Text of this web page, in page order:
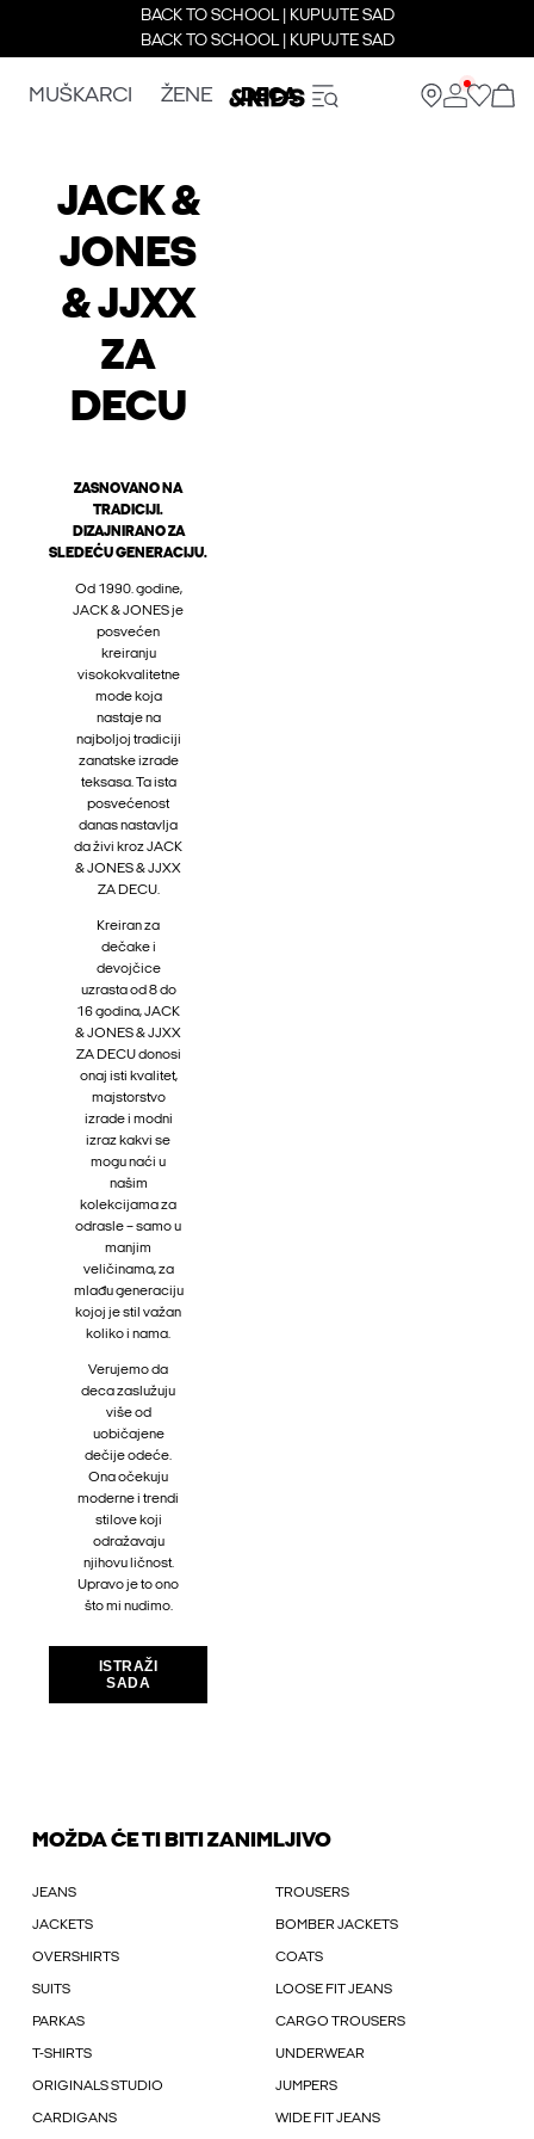
BACK TO SCHOOL | KUPUJTE SAD
BACK TO SCHOOL | KUPUJTE SAD
MUŠKARCI ŽENE DECA
JACK &
JONES
& JJXX
ZA
DECU
ZASNOVANO NA
TRADICIJI.
DIZAJNIRANO ZA
SLEDEĆU GENERACIJU.
Od 1990. godine,
JACK & JONES je
posvećen
kreiranju
visokokvalitetne
mode koja
nastaje na
najboljoj tradiciji
zanatske izrade
teksasa. Ta ista
posvećenost
danas nastavlja
da živi kroz JACK
& JONES & JJXX
ZA DECU.
Kreiran za
dečake i
devojčice
uzrasta od 8 do
16 godina, JACK
& JONES & JJXX
ZA DECU donosi
onaj isti kvalitet,
majstorstvo
izrade i modni
izraz kakvi se
mogu naći u
našim
kolekcijama za
odrasle – samo u
manjim
veličinama, za
mlađu generaciju
kojoj je stil važan
koliko i nama.
Verujemo da
deca zaslužuju
više od
uobičajene
dečije odeće.
Ona očekuju
moderne i trendi
stilove koji
odražavaju
njihovu ličnost.
Upravo je to ono
što mi nudimo.
ISTRAŽI
SADA
MOŽDA ĆE TI BITI ZANIMLJIVO
JEANS TROUSERS
JACKETS BOMBER JACKETS
OVERSHIRTS COATS
SUITS LOOSE FIT JEANS
PARKAS CARGO TROUSERS
T-SHIRTS UNDERWEAR
ORIGINALS STUDIO JUMPERS
CARDIGANS WIDE FIT JEANS